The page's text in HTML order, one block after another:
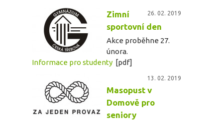
26. 02. 2019
Zimní
sportovní den
Akce proběhne 27.
února.
Informace pro studenty [pdf]
13. 02. 2019
Masopust v
Domově pro
seniory